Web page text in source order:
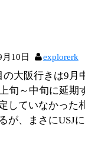
月10日 explorerk
の大阪行きは9月
旬～中旬に延期
していなかった
が、まさにUSJ